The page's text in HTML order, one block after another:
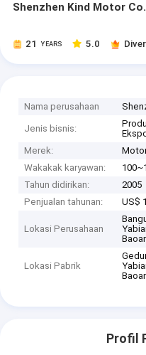
Shenzhen Kind Motor
21 YEARS 5.0
Nama perusahaan
Jenis bisnis:
Merek:
Wakakak karyawan:
Tahun didirikan:
2005
Penjualan tahunan:
US$
Lokasi Perusahaan
Lokasi Pabrik
Profil